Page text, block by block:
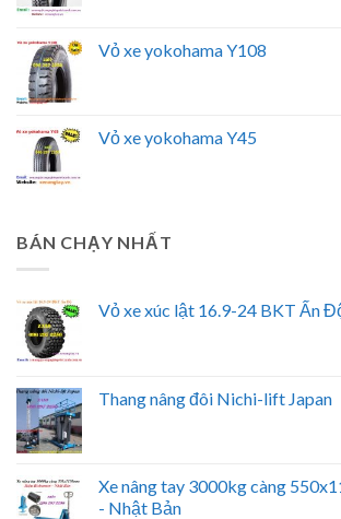
Vỏ xe yokohama Y108
Vỏ xe yokohama Y45
BÁN CHẠY NHẤT
Vỏ xe xúc lật 16.9-24 BKT Ấn
Thang nâng đôi Nichi-lift Japan
Xe nâng tay 3000kg càng
- Nhật Bản